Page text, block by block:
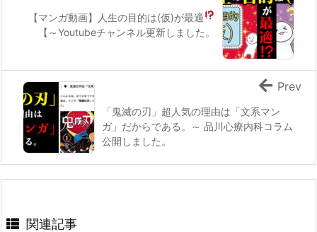
【マンガ動画】人生の目的は(仮)が最適
【～Youtubeチャンネル更新しました。
「鬼滅の刃」超人気の理由は「文系マン
ガ」だからである。～ 品川心療内科コラム
公開しました。
Prev
関連記事